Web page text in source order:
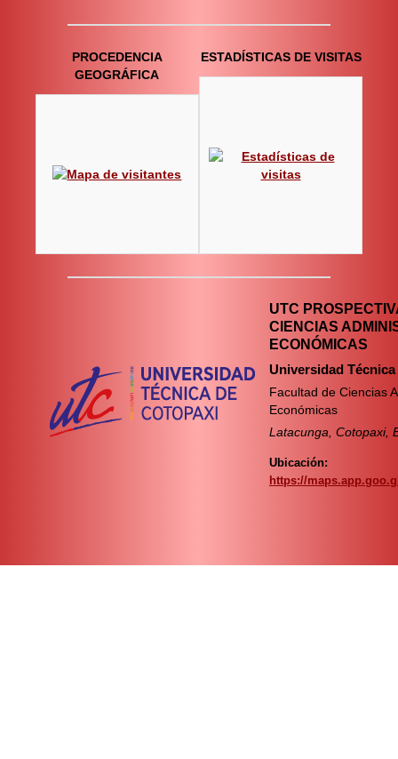
PROCEDENCIA
GEOGRÁFICA
ESTADÍSTICAS DE VISITAS
UTC
CIENCIAS
ECONÓMICAS
Universidad
Facultad de Ciencias
Económicas
Latacunga, Cotopaxi,
Ubicación:
https://